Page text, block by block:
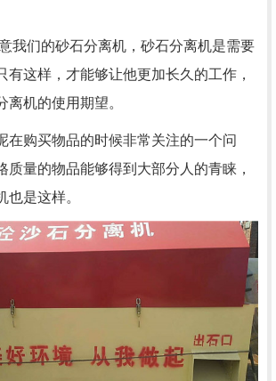
我们的砂石分离机，砂石分离机是需要
有这样，才能够让他更加长久的工作，
离机的使用期望。
在购买物品的时候非常关注的一个问
质量的物品能够得到大部分人的青睐，
也是这样。